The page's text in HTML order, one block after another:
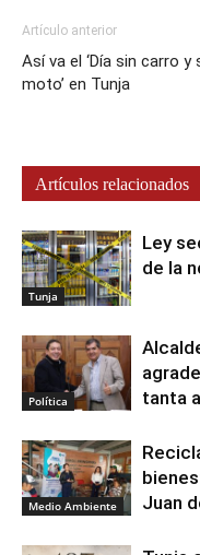
Artículo anterior
Así va el ‘Día sin carro y
moto’ en Tunja
Artículos relacionados
Tunja
Ley
de la
Política
tanta
Medio Ambiente
Juan